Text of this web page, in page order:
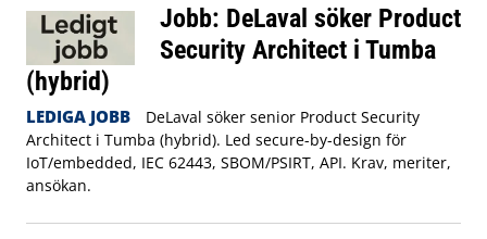
Jobb: DeLaval söker Product
Security Architect i Tumba
(hybrid)
LEDIGA JOBB
DeLaval söker senior Product Security
Architect i Tumba (hybrid). Led secure-by-design för
IoT/embedded, IEC 62443, SBOM/PSIRT, API. Krav, meriter,
ansökan.